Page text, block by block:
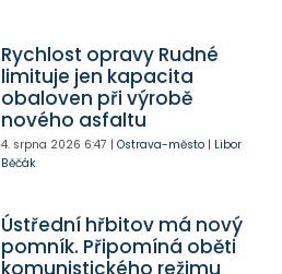
Rychlost opravy Rudné
limituje jen kapacita
obaloven při výrobě
nového asfaltu
4. srpna 2026 6:47 | Ostrava-město| Libor
Běčák
Ústřední hřbitov má nový
pomník. Připomíná oběti
komunistického režimu